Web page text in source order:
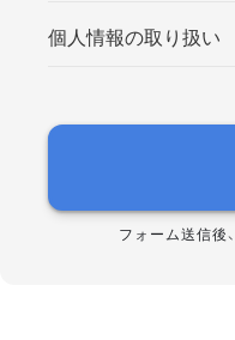
個人情報の取り扱い
フォーム送信後